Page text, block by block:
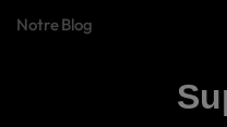
Notre Blog